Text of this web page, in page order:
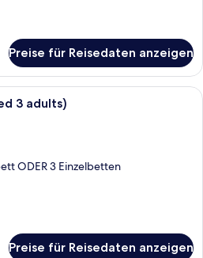
Preise für Reisedaten anzeigen
Ein Hotelzimmer mit einem großen
3 adults)
ODER 3 Einzelbetten
Preise für Reisedaten anzeigen